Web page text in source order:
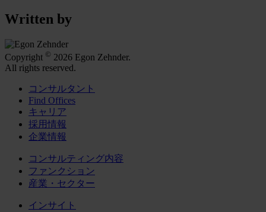
Written by
Copyright © 2026 Egon Zehnder.
All rights reserved.
コンサルタント
Find Offices
キャリア
採用情報
企業情報
コンサルティング内容
ファンクション
産業・セクター
インサイト